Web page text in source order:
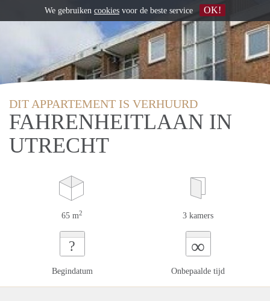
DIT APPARTEMENT IS VERHUURD
FAHRENHEITLAAN IN
UTRECHT
65 m2 3 kamers
?
Begindatum
∞
Onbepaalde tijd
We gebruiken cookies voor de beste service OK!